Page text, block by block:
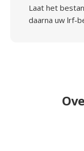
Laat het
daarna uw lrf-